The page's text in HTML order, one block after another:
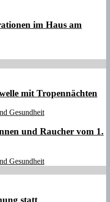
im Haus am
mit Tropennächten
Gesundheit
und Raucher vom 1.
Gesundheit
statt